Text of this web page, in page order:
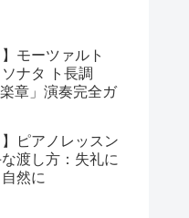
】モーツァルト
ソナタ ト長調
章」演奏完全ガ
】ピアノレッスン
渡し方：失礼に
然に